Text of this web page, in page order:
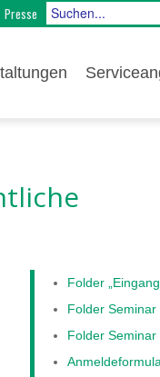
Presse
Folder
Folder Seminar
Folder Seminar